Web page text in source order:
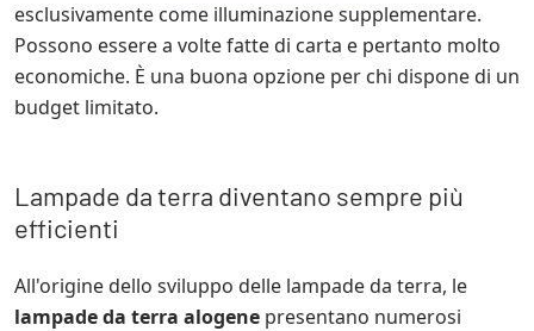
esclusivamente come illuminazione supplementare.
Possono essere a volte fatte di carta e pertanto molto
economiche. È una buona opzione per chi dispone di un
budget limitato.
Lampade da terra diventano sempre più
efficienti
All'origine dello sviluppo delle lampade da terra, le
lampade da terra alogene presentano numerosi